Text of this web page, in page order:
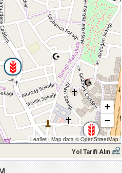
+
−
Leaflet | Map data ©OpenStreetMap
Yol Tarifi Alın